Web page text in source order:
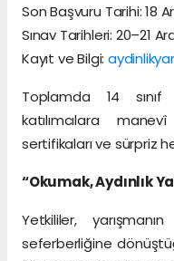
Son Başvuru Tarihi: 18
Sınav Tarihleri: 20–21
Kayıt ve Bilgi:
Toplamda 14
katılımcılara
sertifikaları ve sürpriz
“Okumak, Aydınlık
Yetkililer,
seferberliğine